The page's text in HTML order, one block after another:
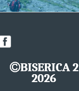
BISERICA 2
2026